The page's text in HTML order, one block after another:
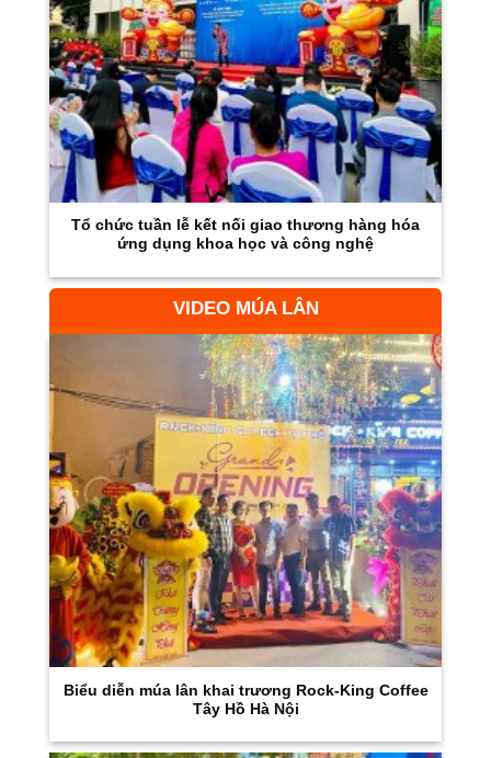
Tổ chức tuần lễ kết nối giao thương hàng hóa
ứng dụng khoa học và công nghệ
VIDEO MÚA LÂN
Biểu diễn múa lân khai trương Rock-King Coffee
Tây Hồ Hà Nội